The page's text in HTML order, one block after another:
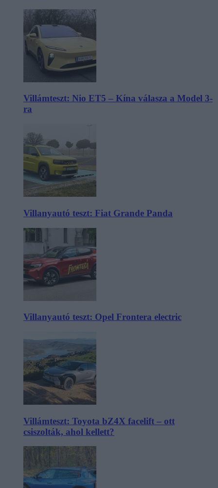
Villámteszt: Nio ET5 – Kína válasza a Model 3-
ra
Villanyautó teszt: Fiat Grande Panda
Villanyautó teszt: Opel Frontera electric
Villámteszt: Toyota bZ4X facelift – ott
csiszolták, ahol kellett?